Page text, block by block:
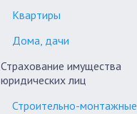
Квартиры
Дома, дачи
Страхование имущества
юридических лиц
Строительно-монтажные